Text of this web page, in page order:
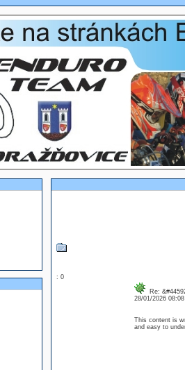
: 0
Re:
28/01/2026
This content is
and easy to